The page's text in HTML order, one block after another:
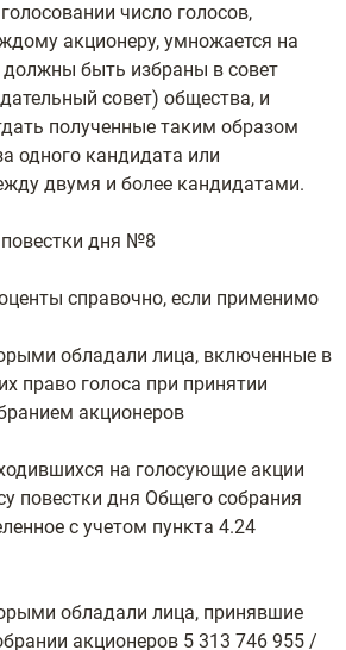
число голосов,
акционеру, умножается на
должны быть избраны в совет
совет) общества, и
полученные таким образом
одного кандидата или
двумя и более кандидатами.
дня №8
справочно, если применимо
обладали лица, включенные в
право голоса при принятии
акционеров
на голосующие акции
повестки дня Общего собрания
с учетом пункта 4.24
обладали лица, принявшие
акционеров 5 313 746 955 /